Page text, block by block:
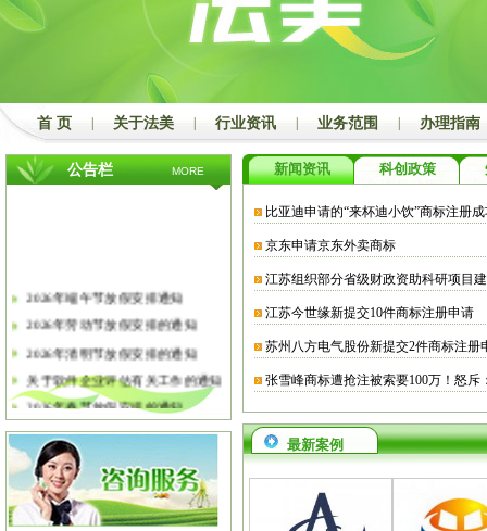
首 页 关于法美 行业资讯 业务范围 办理指南
公告栏 MORE
2026年端午节放假安排通知
2026年劳动节放假安排的通知
2026年清明节放假安排的通知
关于软件企业评估有关工作的通知
2026年春节放假安排的通知
2026年元旦放假安排的通知
2025年国庆节、中秋节放假安排
2025年端午节放假安排的通知
2025年劳动节放假安排的通知
新闻资讯 科创政策
比亚迪申请的“来杯迪小饮”商标注册
京东申请京东外卖商标
江苏组织部分省级财政资助科研项目
江苏今世缘新提交10件商标注册申请
苏州八方电气股份新提交2件商标注册
张雪峰商标遭抢注被索要100万！怒斥
最新案例